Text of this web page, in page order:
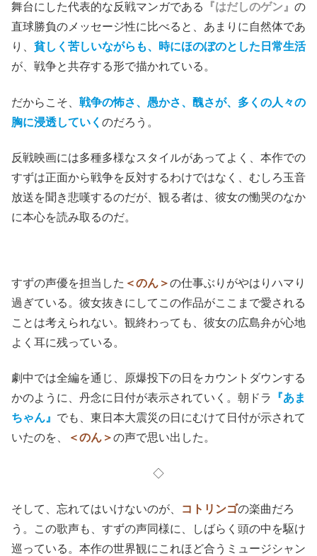
舞台にした代表的な反戦マンガである
『はだしのゲン』 の
直球勝負のメッセージ性に比べると、あまりに自然体であ
り、 貧しく苦しいながらも、時にほのぼのとした日常生活
が、戦争と共存する形で描かれている。
だからこそ、 戦争の怖さ、愚かさ、醜さが、多くの人々の
胸に浸透していく のだろう。
反戦映画には多種多様なスタイルがあってよく、本作での
すずは正面から戦争を反対するわけではなく、むしろ玉音
放送を聞き悲嘆するのだが、観る者は、彼女の慟哭のなか
に本心を読み取るのだ。
すずの声優を担当した ＜のん＞の仕事ぶりがやはりハマり
過ぎている。彼女抜きにしてこの作品がここまで愛される
ことは考えられない。観終わっても、彼女の広島弁が心地
よく耳に残っている。
劇中では全編を通じ、原爆投下の日をカウントダウンする
かのように、丹念に日付が表示されていく。朝ドラ
『あま
ちゃん』 でも、東日本大震災の日にむけて日付が示されて
いたのを、
＜のん＞の声で思い出した。
◇
そして、忘れてはいけないのが、 コトリンゴの楽曲だろ
う。この歌声も、すずの声同様に、しばらく頭の中を駆け
巡っている。本作の世界観にこれほど合うミュージシャン